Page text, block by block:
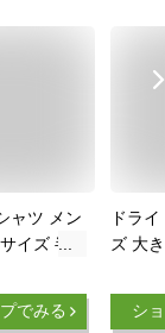
ャツ メン
イズ 半
メッシュ
5L おしゃ
でみる
ドラ
ズ 大
速乾
無地
シ